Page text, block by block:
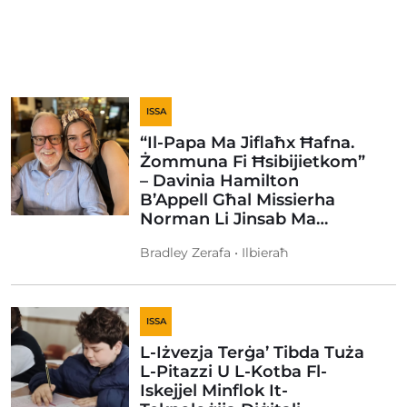
ISSA
“Il-Papa Ma Jiflaħx Ħafna.
Żommuna Fi Ħsibijietkom”
– Davinia Hamilton
B’Appell Għal Missierha
Norman Li Jinsab Ma…
Bradley Zerafa • Ilbieraħ
ISSA
L-Iżvezja Terġa’ Tibda Tuża
L-Pitazzi U L-Kotba Fl-
Iskejjel Minflok It-